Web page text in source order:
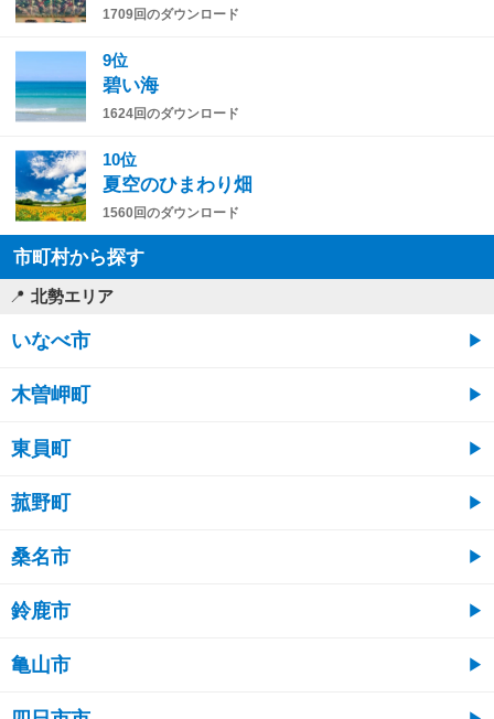
1709回のダウンロード
9位
碧い海
1624回のダウンロード
10位
夏空のひまわり畑
1560回のダウンロード
市町村から探す
北勢エリア
いなべ市
木曽岬町
東員町
菰野町
桑名市
鈴鹿市
亀山市